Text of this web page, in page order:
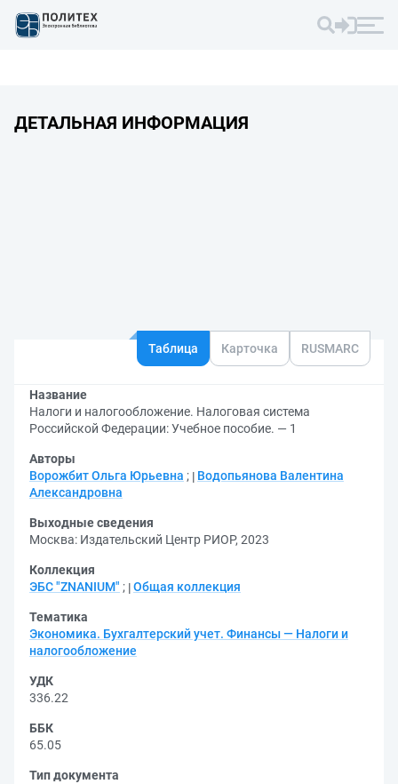
ДЕТАЛЬНАЯ ИНФОРМАЦИЯ
Таблица Карточка RUSMARC
Название
Налоги и налогообложение. Налоговая система
Российской Федерации: Учебное пособие. — 1
Авторы
Ворожбит Ольга Юрьевна ;
Водопьянова Валентина
Александровна
Выходные сведения
Москва: Издательский Центр РИОР, 2023
Коллекция
ЭБС "ZNANIUM" ; Общая коллекция
Тематика
Экономика. Бухгалтерский учет. Финансы — Налоги и
налогообложение
УДК
336.22
ББК
65.05
Тип документа